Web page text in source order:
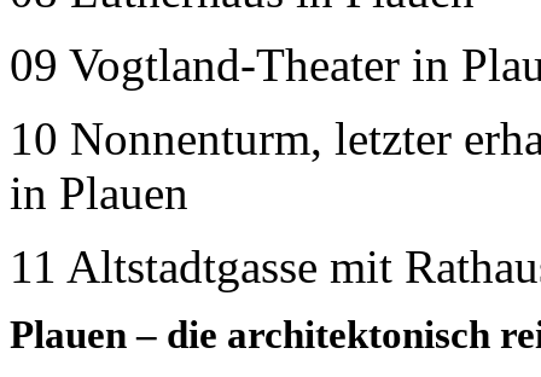
09 Vogtland-Theater in
10 Nonnenturm, letzter
in Plauen
11 Altstadtgasse mit
Plauen – die architektonisch